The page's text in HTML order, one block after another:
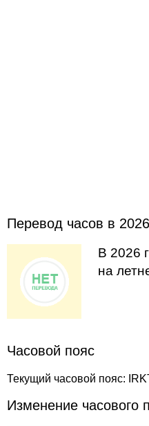
Перевод часов в
В 2026
на
Часовой пояс
Текущий часовой пояс:
Изменение часового